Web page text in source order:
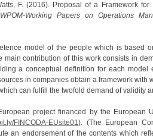
F. (2016). Proposal of a Framework for
WPOM-Working Papers on Operations
model of the people which is based
contribution of this work consists in
a conceptual definition for each model
in companies obtain a framework with
can fulfill the twofold demand of validity
project financed by the European
FINCODA-EUsite01). (The European
an endorsement of the contents which